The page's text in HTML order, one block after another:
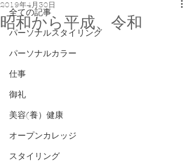
全ての記事
パーソナルスタイリング
パーソナルカラー
仕事
御礼
美容(養）健康
オープンカレッジ
スタイリング
昭和から平成、令和
2019年4月30日